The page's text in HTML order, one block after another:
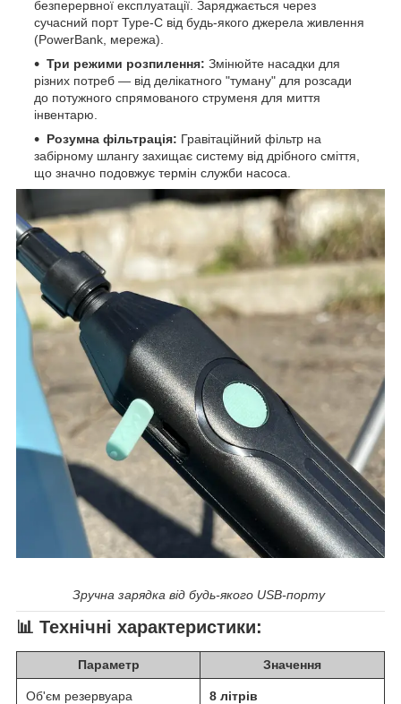
безперервної експлуатації. Заряджається через
сучасний порт Type-C від будь-якого джерела живлення
(PowerBank, мережа).
Три режими розпилення: Змінюйте насадки для
різних потреб — від делікатного "туману" для розсади
до потужного спрямованого струменя для миття
інвентарю.
Розумна фільтрація: Гравітаційний фільтр на
забірному шлангу захищає систему від дрібного сміття,
що значно подовжує термін служби насоса.
Зручна зарядка від будь-якого USB-порту
📊 Технічні характеристики:
Параметр Значення
Об'єм резервуара 8 літрів